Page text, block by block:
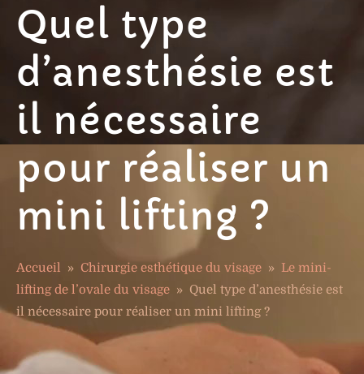
Quel type
d’anesthésie est
il nécessaire
pour réaliser un
mini lifting ?
Accueil » Chirurgie esthétique du visage » Le mini-
lifting de l’ovale du visage » Quel type d’anesthésie est
il nécessaire pour réaliser un mini lifting ?